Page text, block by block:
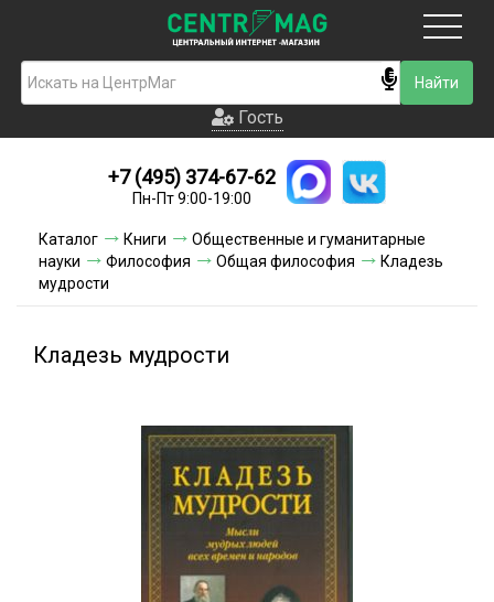
Гость
Новинки
Условия доставки
Гость
+7 (495) 374-67-62
Пн-Пт 9:00-19:00
Каталог Книги
Общественные и гуманитарные
науки
Философия Общая философия
Кладезь
мудрости
Кладезь мудрости